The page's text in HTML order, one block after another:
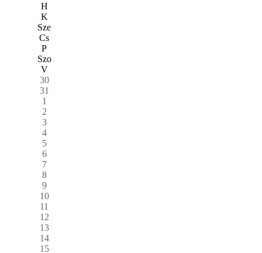
H
K
Sze
Cs
P
Szo
V
30
31
1
2
3
4
5
6
7
8
9
10
11
12
13
14
15